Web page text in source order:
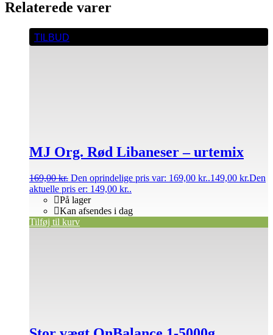
Relaterede varer
TILBUD
MJ Org. Rød Libaneser – urtemix
169,00kr. Den oprindelige pris var: 169,00 kr..149,00 kr.Den
aktuelle pris er: 149,00 kr..
På lager
Kan afsendes i dag
Tilføj til kurv